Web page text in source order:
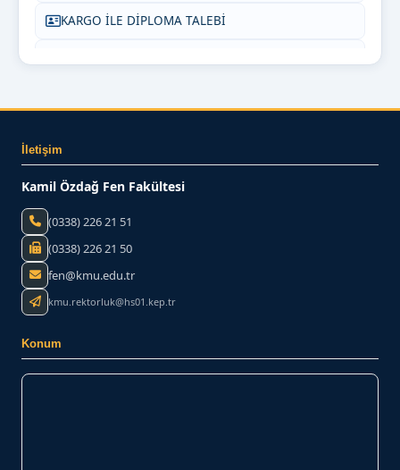
KARGO İLE DİPLOMA TALEBİ
İletişim
Kamil Özdağ Fen Fakültesi
(0338) 226 21 51
(0338) 226 21 50
fen@kmu.edu.tr
kmu.rektorluk@hs01.kep.tr
Konum